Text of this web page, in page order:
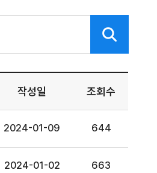
작성일 조회수
2024-01-09 644
2024-01-02 663